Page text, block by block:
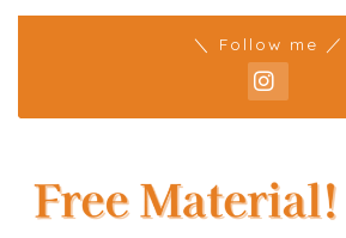
＼ Follow me ／